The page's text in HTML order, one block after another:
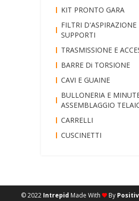
KIT PRONTO GARA
FILTRI D'ASPIRAZIONE
SUPPORTI
TRASMISSIONE E
BARRE Di TORSIONE
CAVI E GUAINE
BULLONERIA E
ASSEMBLAGGIO
CARRELLI
CUSCINETTI
© 2022 Intrepid Made With By